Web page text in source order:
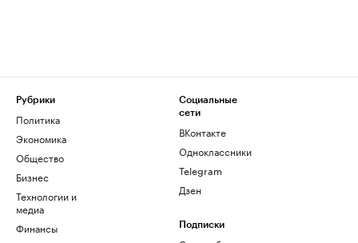
Рубрики
Политика
Экономика
Общество
Бизнес
Технологии и
медиа
Финансы
Социальные
сети
ВКонтакте
Одноклассники
Telegram
Дзен
Подписки